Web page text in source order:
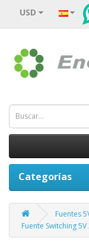
USD
Categorías
Fuentes
Fuente Switching